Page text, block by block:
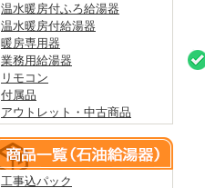
温水暖房付ふろ給湯器
温水暖房付給湯器
暖房専用器
業務用給湯器
リモコン
付属品
アウトレット・中古商品
工事込パック